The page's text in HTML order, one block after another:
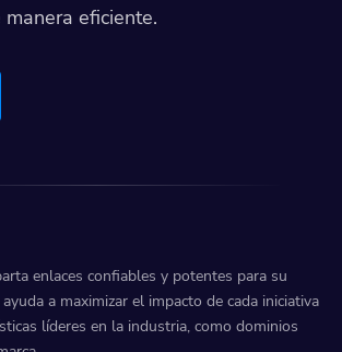
eficiente.
enlaces confiables y potentes para su
a maximizar el impacto de cada iniciativa
líderes en la industria, como dominios